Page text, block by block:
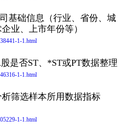
基础信息（行业、省份、城
业、上市年份等）
1-1.html
是否ST、*ST或PT数据整理
1-1.html
析筛选样本所用数据指标
1-1.html